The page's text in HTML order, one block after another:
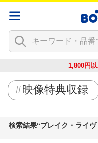
1,800円
映像特典収録
検索結果 ブレイク・ライヴ